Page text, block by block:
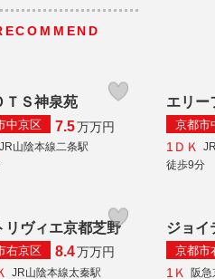
ＴＳ神泉苑
中京区 7.5万万円
JR山陰本線二条駅
エリー
京都市
1ＤＫ
徒歩9分
リヴィエ京都芝野
右京区 8.4万万円
JR山陰本線太秦駅
ジョイ
京都市
1Ｋ
阪急